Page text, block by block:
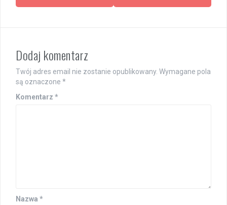
Dodaj komentarz
Twój adres email nie zostanie opublikowany. Wymagane pola
są oznaczone *
Komentarz *
Nazwa *